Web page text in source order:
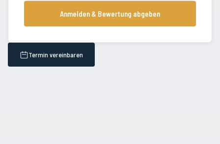
Anmelden & Bewertung abgeben
Termin vereinbaren